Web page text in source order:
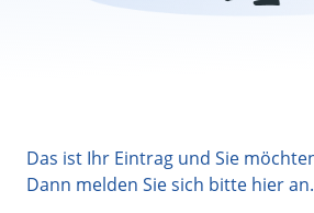
Das ist Ihr Eintrag und Sie
Dann melden Sie sich bitte hieran.